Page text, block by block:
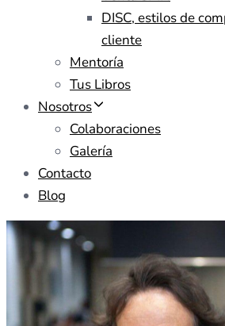
DISC, estilos de
cliente
Mentoría
Tus Libros
Nosotros
Colaboraciones
Galería
Contacto
Blog